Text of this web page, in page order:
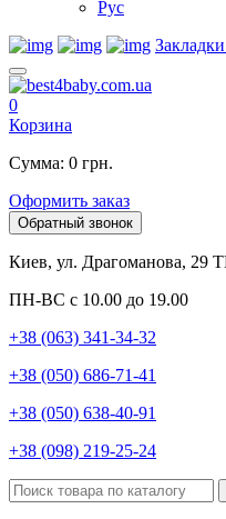
Рус
0
Корзина
Сумма: 0 грн.
Оформить заказ
Обратный звонок
Киев, ул. Драгоманова, 29
ПН-ВС с 10.00 до 19.00
+38 (063) 341-34-32
+38 (050) 686-71-41
+38 (050) 638-40-91
+38 (098) 219-25-24